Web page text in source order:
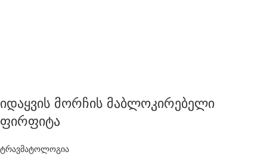
იდაყვის მორჩის მაბლოკირებელი
ფირფიტა
ტრავმატოლოგია